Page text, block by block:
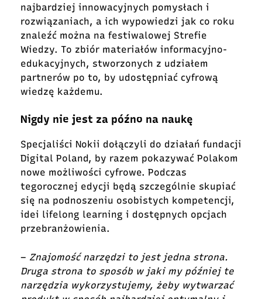
najbardziej innowacyjnych pomysłach i
rozwiązaniach, a ich wypowiedzi jak co roku
znaleźć można na festiwalowej Strefie
Wiedzy. To zbiór materiałów informacyjno-
edukacyjnych, stworzonych z udziałem
partnerów po to, by udostępniać cyfrową
wiedzę każdemu.
Nigdy nie jest za późno na naukę
Specjaliści Nokii dołączyli do działań fundacji
Digital Poland, by razem pokazywać Polakom
nowe możliwości cyfrowe. Podczas
tegorocznej edycji będą szczególnie skupiać
się na podnoszeniu osobistych kompetencji,
idei lifelong learning i dostępnych opcjach
przebranżowienia.
– Znajomość narzędzi to jest jedna strona.
Druga strona to sposób w jaki my później te
narzędzia wykorzystujemy, żeby wytwarzać